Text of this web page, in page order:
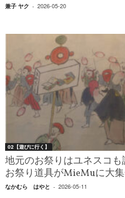
兼子 ヤク - 2026-05-20
02【遊びに行く】
地元のお祭りはユネスコ
お祭り道具がMieMuに大集
なかむら はやと - 2026-05-11